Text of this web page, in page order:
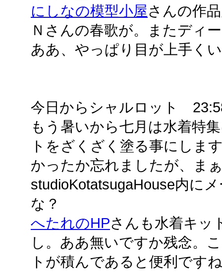
にしなの模型小屋さんの作
Ｎさんの春歌が。またディ
ああ、やっぱり目が上手く
今日からシャルロット
もう暑いから七月は水着特
トをざくざく塗る事にしま
かったか忘れましたが、ま
studioKotatsugaHouse内に
な？
へたれのHPさんも水着キッ
し。ああ無いですか残念。
トが積んであると便利です